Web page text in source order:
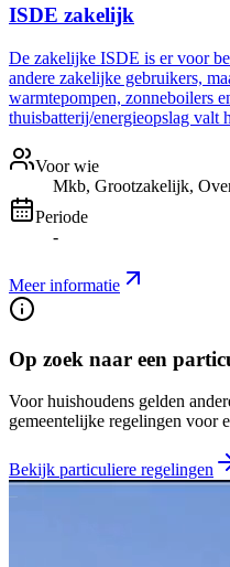
ISDE zakelijk
De zakelijke ISDE is er voor
andere zakelijke gebruikers,
warmtepompen, zonneboilers
thuisbatterij/energieopslag valt
Voor wie
Mkb, Grootzakelijk,
Periode
-
Meer informatie
Op zoek naar een
Voor huishoudens gelden
gemeentelijke regelingen voor
Bekijk particuliere regelingen